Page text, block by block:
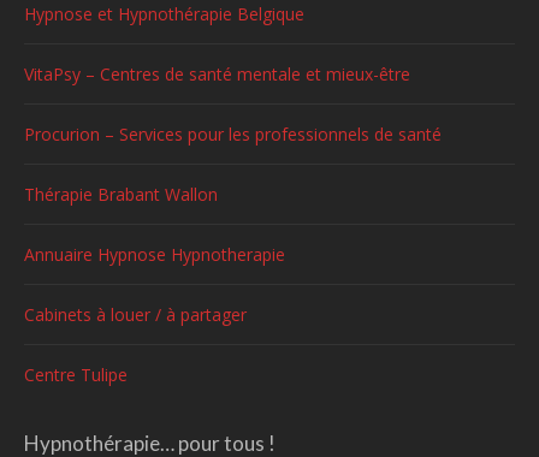
Hypnose et Hypnothérapie Belgique
VitaPsy – Centres de santé mentale et mieux-être
Procurion – Services pour les professionnels de santé
Thérapie Brabant Wallon
Annuaire Hypnose Hypnotherapie
Cabinets à louer / à partager
Centre Tulipe
Hypnothérapie… pour tous !